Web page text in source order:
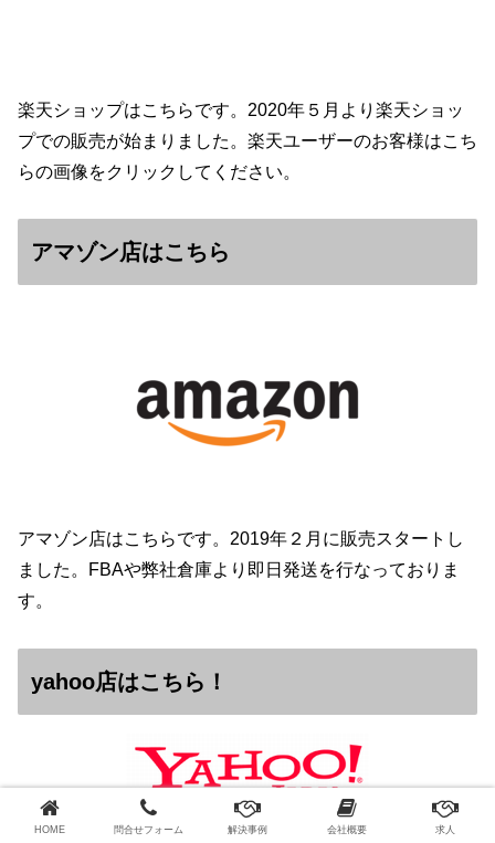
楽天ショップはこちらです。2020年５月より楽天ショッ
プでの販売が始まりました。楽天ユーザーのお客様はこち
らの画像をクリックしてください。
アマゾン店はこちら
アマゾン店はこちらです。2019年２月に販売スタートし
ました。FBAや弊社倉庫より即日発送を行なっておりま
す。
yahoo店はこちら！
HOME 問合せフォーム 解決事例 会社概要 求人